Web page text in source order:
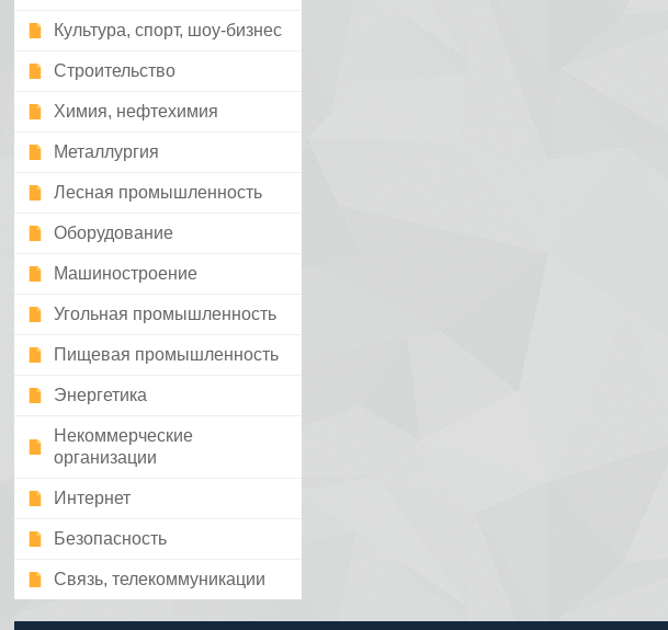
Культура, спорт, шоу-бизнес
Строительство
Химия, нефтехимия
Металлургия
Лесная промышленность
Оборудование
Машиностроение
Угольная промышленность
Пищевая промышленность
Энергетика
Некоммерческие
организации
Интернет
Безопасность
Связь, телекоммуникации